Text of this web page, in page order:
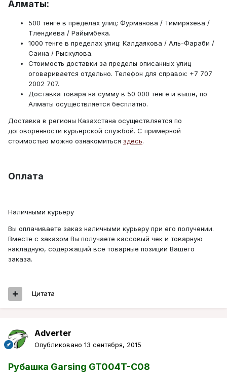
Алматы:
500 тенге в пределах улиц: Фурманова / Тимирязева /
Тлендиева / Райымбека.
1000 тенге в пределах улиц: Калдаякова / Аль-Фараби /
Саина / Рыскулова.
Стоимость доставки за пределы описанных улиц
оговаривается отдельно. Телефон для справок: +7 707
2002 707.
Доставка товара на сумму в 50 000 тенге и выше, по
Алматы осуществляется бесплатно.
Доставка в регионы Казахстана осуществляется по
договоренности курьерской службой. С примерной
стоимостью можно ознакомиться здесь.
Оплата
Наличными курьеру
Вы оплачиваете заказ наличными курьеру при его получении.
Вместе с заказом Вы получаете кассовый чек и товарную
накладную, содержащий все товарные позиции Вашего
заказа.
Цитата
Adverter
Опубликовано 13 сентября, 2015
Рубашка Garsing GT004T-C08